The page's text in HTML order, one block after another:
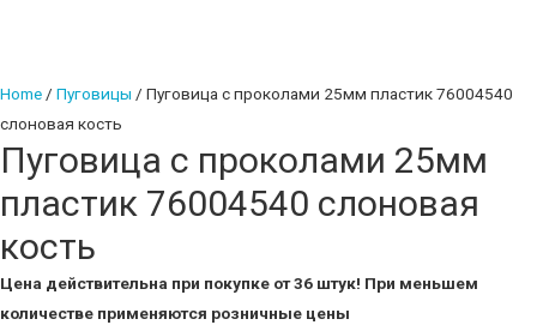
Home / Пуговицы / Пуговица с проколами 25мм пластик 76004540
слоновая кость
Пуговица с проколами 25мм
пластик 76004540 слоновая
кость
Цена действительна при покупке от 36 штук! При меньшем
количестве применяются розничные цены